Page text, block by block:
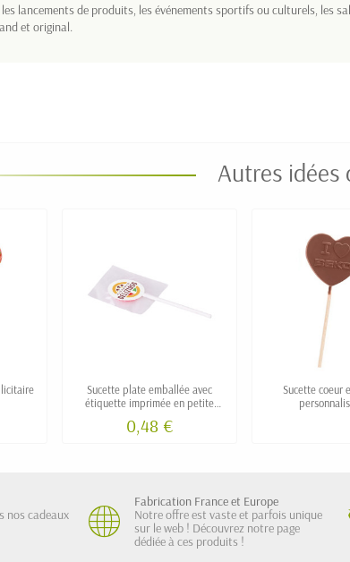
lancements de produits, les événements sportifs ou culturels,
et original.
Autres idées
Sucette plate emballée avec
étiquette imprimée en petite
0,48 €
Sucette coeur
nos cadeaux
Fabrication France et Europe
Notre offre est vaste et parfois unique
sur le web ! Découvrez notre page
dédiée à ces produits !